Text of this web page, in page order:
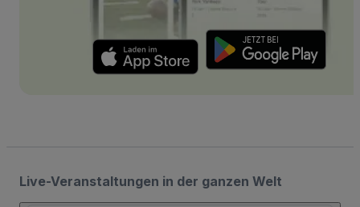
Live-Veranstaltungen in der ganzen Welt